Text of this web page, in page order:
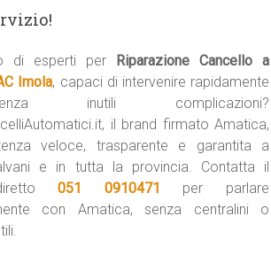
di esperti per
Riparazione Cancello a
Imola, capaci di intervenire rapidamente
inutili complicazioni?
il brand firmato Amatica,
veloce, trasparente e garantita a
e in tutta la provincia. Contatta il
051 0910471 per parlare
con Amatica, senza centralini o